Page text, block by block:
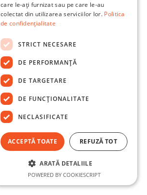
care le-ați furnizat sau pe care le-au
colectat din utilizarea serviciilor lor. Politica
de confidențialitate
STRICT NECESARE
DE PERFORMANȚĂ
DE TARGETARE
DE FUNCŢIONALITATE
NECLASIFICATE
ACCEPTĂ TOATE REFUZĂ TOT
ARATĂ DETALIILE
POWERED BY COOKIESCRIPT